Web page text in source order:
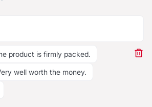
product is firmly packed.
well worth the money.